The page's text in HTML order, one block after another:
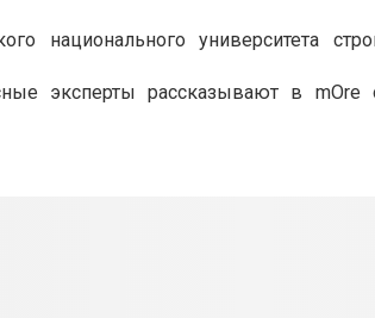
национального университета
эксперты рассказывают в mOre